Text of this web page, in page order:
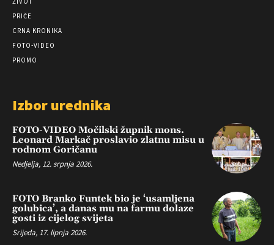
PRIČE
CRNA KRONIKA
FOTO-VIDEO
PROMO
Izbor urednika
FOTO-VIDEO Močilski župnik mons.
Leonard Markač proslavio zlatnu misu u
rodnom Goričanu
Nedjelja, 12. srpnja 2026.
FOTO Branko Funtek bio je ‘usamljena
golubica’, a danas mu na farmu dolaze
gosti iz cijelog svijeta
Srijeda, 17. lipnja 2026.